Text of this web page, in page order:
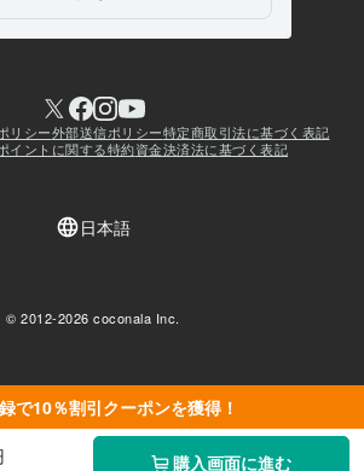
で10％割引クーポンを獲得！
購入画面に進む